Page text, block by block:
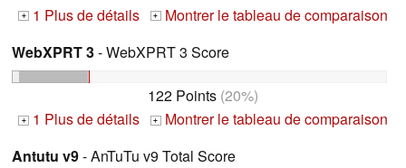
+ 1 Plus de détails + Montrer le tableau de comparaison
WebXPRT 3- WebXPRT 3 Score
122 Points (20%)
+ 1 Plus de détails + Montrer le tableau de comparaison
Antutu v9- AnTuTu v9 Total Score